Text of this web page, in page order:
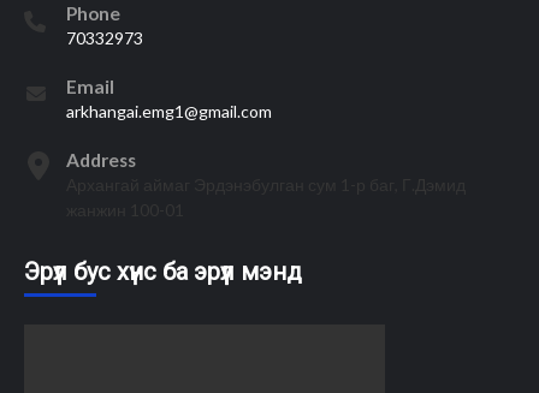
Phone
70332973
Email
arkhangai.emg1@gmail.com
Address
Эрүүл бус хүнс ба эрүүл мэнд